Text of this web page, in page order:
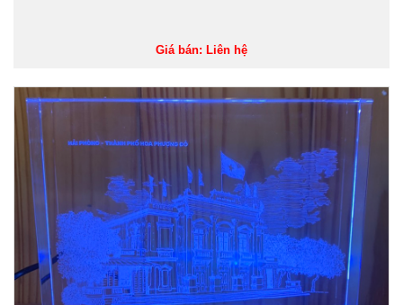
Giá bán: Liên hệ